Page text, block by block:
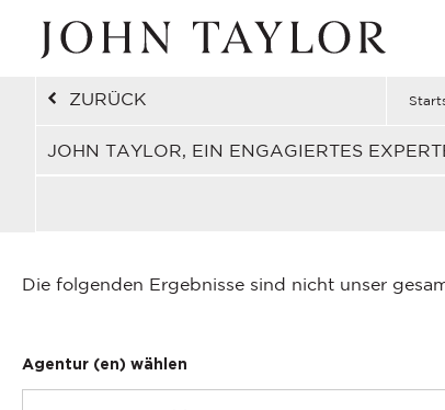
ZURÜCK
JOHN TAYLOR, EIN ENGAGIERTES
Die folgenden Ergebnisse sind nicht unser
Agentur (en) wählen